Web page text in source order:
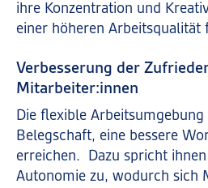
ihre Konzentration und
einer höheren Arbeitsqualität
Verbesserung der
Mitarbeiter:innen
Die flexible
Belegschaft, eine bessere
erreichen. Dazu spricht
Autonomie zu, wodurch sich